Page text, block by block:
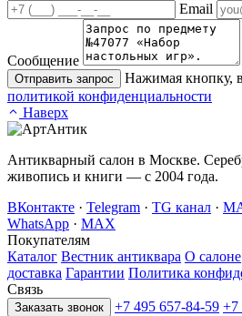
Email
Сообщение
Отправить запрос
Нажимая кнопку,
политикой конфиденциальности
Наверх
Антикварный салон в Москве.
живопись и книги — с 2004 года.
ВКонтакте · Telegram · TG канал ·
WhatsApp · MAX
Покупателям
Каталог Вестник антиквара О салоне
доставка Гарантии Политика
Связь
Заказать звонок +7 495 657-84-59 +7